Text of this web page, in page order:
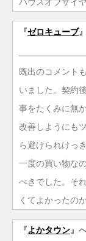
ハウスオブザイ
『ゼロキューブ
既出のコメント
いました。契約
事をたくみに無
改善しようにも
ら避けられけっ
一度の買い物な
べきでした。そ
くてよかったの
『よかタウン 』